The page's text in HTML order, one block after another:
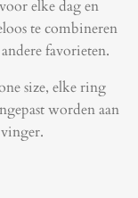
elke dag en
te combineren
favorieten.
size, elke ring
worden aan